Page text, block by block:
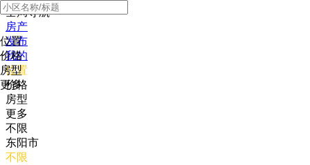
全局导航
房产
发布
我的
位置
价格
房型
更多
位置
价格
房型
更多
不限
东阳市
不限